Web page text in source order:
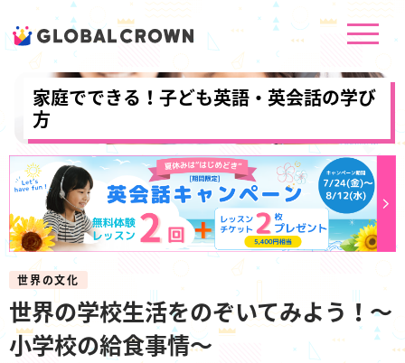
家庭でできる！子ども英語・英会話の学び
方
世界の文化
世界の学校生活をのぞいてみよう！～
小学校の給食事情～